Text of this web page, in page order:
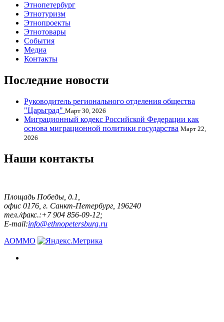
Этнопетербург
Этнотуризм
Этнопроекты
Этнотовары
События
Медиа
Контакты
Последние новости
Руководитель регионального отделения общества
"Царьград" Март 30, 2026
Миграционный кодекс Российской Федерации как
основа миграционной политики государства Март 22,
2026
Наши контакты
Площадь Победы, д.1,
офис 0176, г. Санкт-Петербург, 196240
тел./факс.:+7 904 856-09-12;
E-mail:info@ethnopetersburg.ru
АОММО